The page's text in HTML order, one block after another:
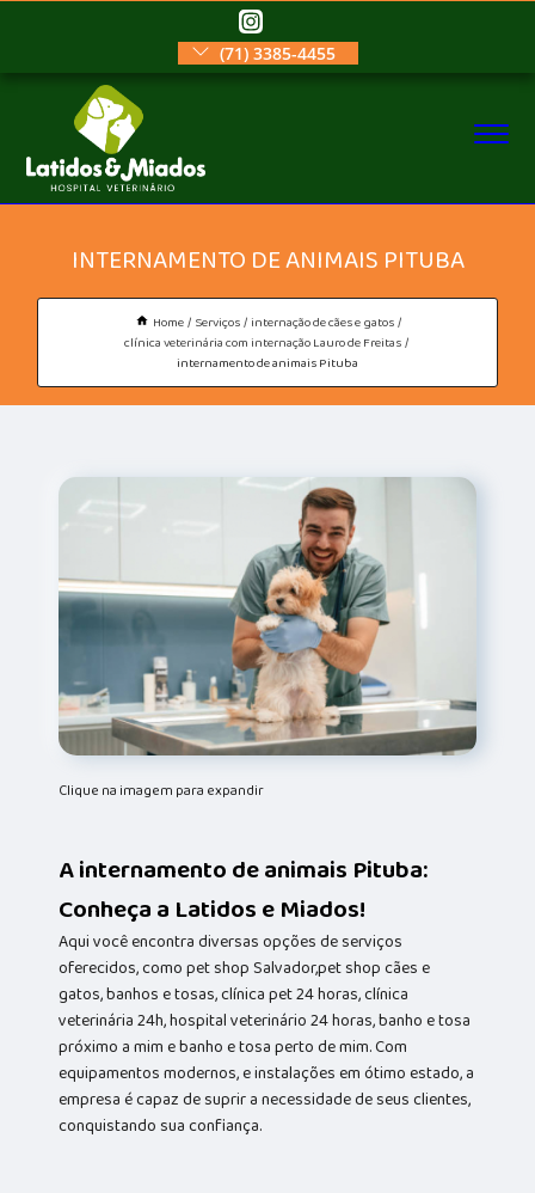
(71) 3385-4455
INTERNAMENTO DE ANIMAIS PITUBA
Home Serviços
internação de cães e gatos
clínica veterinária com internação Lauro de Freitas
internamento de animais Pituba
Clique na imagem para expandir
A internamento de animais Pituba:
Conheça a Latidos e Miados!
Aqui você encontra diversas opções de serviços
oferecidos, como pet shop Salvador,pet shop cães e
gatos, banhos e tosas, clínica pet 24 horas, clínica
veterinária 24h, hospital veterinário 24 horas, banho e tosa
próximo a mim e banho e tosa perto de mim. Com
equipamentos modernos, e instalações em ótimo estado, a
empresa é capaz de suprir a necessidade de seus clientes,
conquistando sua confiança.